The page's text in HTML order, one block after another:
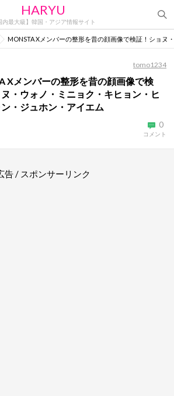
HARYU
内最大級】韓国・アジア情報サイト
MONSTA Xメンバーの整形を昔の顔画像で検証！ショヌ
tomo1234
Xメンバーの整形を昔の顔画像で検
・ウォノ・ミニョク・キヒョン・ヒ
・ジュホン・アイエム
0
コメント
告 / スポンサーリンク